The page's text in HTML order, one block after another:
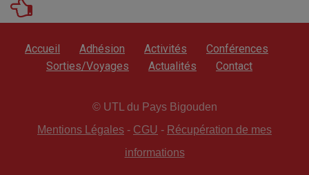
Accueil Adhésion Activités
Conférences
Sorties/Voyages
Actualités Contact
© UTL du Pays Bigouden
Mentions Légales - CGU - Récupération de mes
informations